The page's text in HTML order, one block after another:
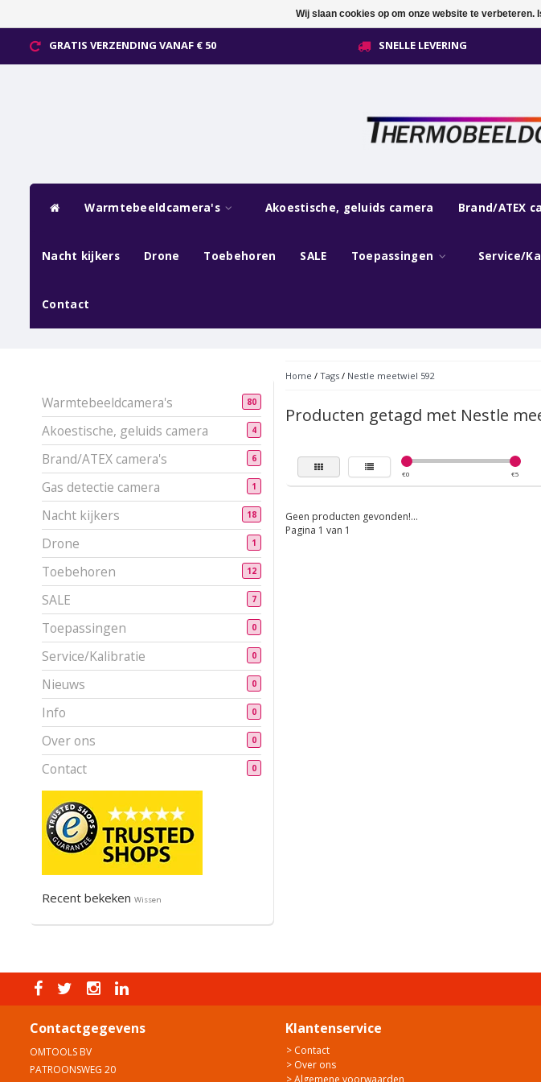
GRATIS VERZENDING VANAF € 50 SNELLE LEVERING
Warmtebeeldcamera's Akoestische, geluids camera Brand/ATEX
Nacht kijkers Drone Toebehoren SALE Toepassingen Service/
Contact
Warmtebeeldcamera's 80
Akoestische, geluids camera 4
Brand/ATEX camera's 6
Gas detectie camera 1
Nacht kijkers 18
Drone 1
Toebehoren 12
SALE 7
Toepassingen 0
Service/Kalibratie 0
Nieuws 0
Info 0
Over ons 0
Contact 0
Recent bekeken Wissen
Home / Tags/ Nestle meetwiel 592
Producten getagd met Nestle
€0 €5
Geen producten gevonden!...
Pagina 1 van 1
Contactgegevens
OMTOOLS BV
PATROONSWEG 20
Klantenservice
> Contact
> Over ons
> Algemene voorwaarden
Wij slaan cookies op om onze website te verbeteren.